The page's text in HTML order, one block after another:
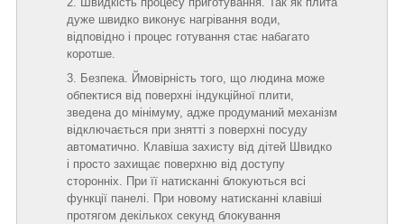
дуже швидко виконує нагрівання води,
відповідно і процес готування стає набагато
коротше.
Безпека. Ймовірність того, що людина може
обпектися від поверхні індукційної плити,
зведена до мінімуму, адже продуманий механізм
відключається при знятті з поверхні посуду
автоматично. Клавіша захисту від дітей Швидко
і просто захищає поверхню від доступу
сторонніх. При її натисканні блокуються всі
функції панелі. При новому натисканні клавіші
протягом декількох секунд блокування